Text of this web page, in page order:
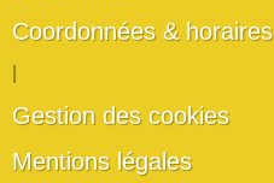
Coordonnées & horaires
Gestion des cookies
Mentions légales